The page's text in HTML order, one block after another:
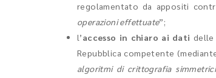
regolamentato da appositi
operazioni effettuate”;
l’accesso in chiaro ai dati delle
Repubblica competente
algoritmi di crittografia